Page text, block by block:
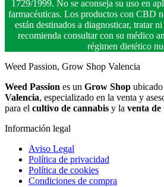
1729/1999. No se aconseja su uso en
farmacéuticas. Los productos con CBD
están destinados a diagnosticar, tratar
recomienda consultar con su médico
régimen dietético
Weed Passion, Grow Shop Valencia
Weed Passion es un Grow Shop ubicado
Valencia, especializado en la venta y
para el cultivo de cannabis y la venta de
Información legal
Aviso Legal
Política de privacidad
Política de cookies
Condiciones de compra